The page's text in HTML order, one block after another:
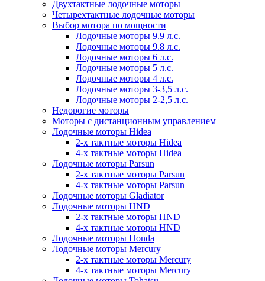
Двухтактные лодочные моторы
Четырехтактные лодочные моторы
Выбор мотора по мощности
Лодочные моторы 9.9 л.с.
Лодочные моторы 9.8 л.с.
Лодочные моторы 6 л.с.
Лодочные моторы 5 л.с.
Лодочные моторы 4 л.с.
Лодочные моторы 3-3,5 л.с.
Лодочные моторы 2-2,5 л.с.
Недорогие моторы
Моторы с дистанционным управлением
Лодочные моторы Hidea
2-х тактные моторы Hidea
4-х тактные моторы Hidea
Лодочные моторы Parsun
2-х тактные моторы Parsun
4-х тактные моторы Parsun
Лодочные моторы Gladiator
Лодочные моторы HND
2-х тактные моторы HND
4-х тактные моторы HND
Лодочные моторы Honda
Лодочные моторы Mercury
2-х тактные моторы Mercury
4-х тактные моторы Mercury